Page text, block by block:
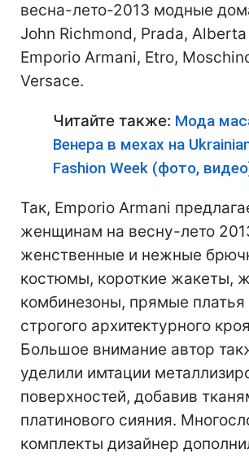
весна-лето-2013 модные
John Richmond, Prada,
Emporio Armani, Etro,
Versace.
Читайте также: Мода
Венера в мехах на
Fashion Week (фото,
Так, Emporio Armani
женщинам на весну-лето
женственные и нежные
костюмы, короткие жакеты,
комбинезоны, прямые платья
строгого архитектурного
Большое внимание автор
уделили имтации
поверхностей, добавив
платинового сияния.
комплекты дизайнер